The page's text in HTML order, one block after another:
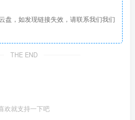
盘，如发现链接失效，请联系我们我们
THE END
欢就支持一下吧